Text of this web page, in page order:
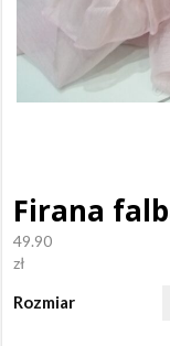
Firana
49.90
zł
Rozmiar